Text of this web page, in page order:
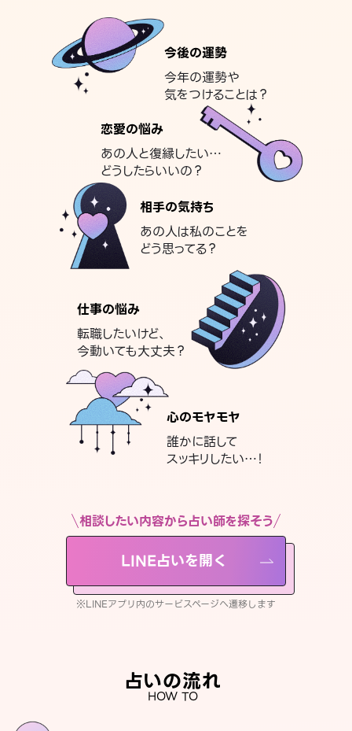
今後の運勢
今年の運勢や
気をつけることは？
恋愛の悩み
あの人と復縁したい…
どうしたらいいの？
相手の気持ち
あの人は私のことを
どう思ってる？
仕事の悩み
転職したいけど、
今動いても大丈夫？
心のモヤモヤ
誰かに話して
スッキリしたい…！
相談したい内容から占い師を探そう
LINE占いを開く
※LINEアプリ内のサービスページへ遷移します
占いの流れ
HOW TO